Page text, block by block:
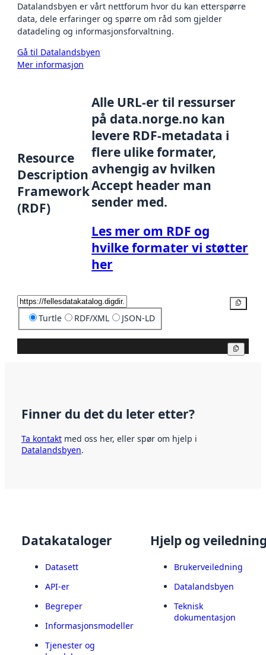
Datalandsbyen er vårt nettforum hvor du kan etterspørre
data, dele erfaringer og spørre om råd som gjelder
datadeling og informasjonsforvaltning.
Gå til Datalandsbyen
Mer informasjon
Resource
Description
Framework
(RDF)
Alle URL-er til ressurser
på data.norge.no kan
levere RDF-metadata i
flere ulike formater,
avhengig av hvilken
Accept header man
sender med.
Les mer om RDF og
hvilke formater vi støtter
her
Turtle RDF/XML JSON-LD
Finner du det du leter etter?
Ta kontakt med oss her, eller spør om hjelp i
Datalandsbyen.
Datakataloger
Datasett
API-er
Begreper
Informasjonsmodeller
Tjenester og
Hjelp og
Brukerveiledning
Datalandsbyen
Teknisk
dokumentasjon